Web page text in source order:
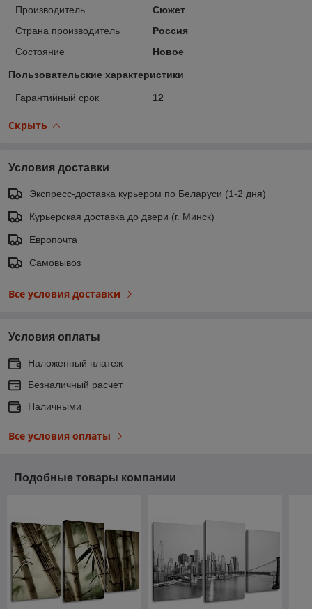
Производитель
Сюжет
Страна производитель
Россия
Состояние
Новое
Пользовательские характеристики
Гарантийный срок 12
Скрыть
Условия доставки
Экспресс-доставка курьером по Беларуси (1-2 дня)
Курьерская доставка до двери (г. Минск)
Европочта
Самовывоз
Все условия доставки
Условия оплаты
Наложенный платеж
Безналичный расчет
Наличными
Все условия оплаты
Подобные товары компании